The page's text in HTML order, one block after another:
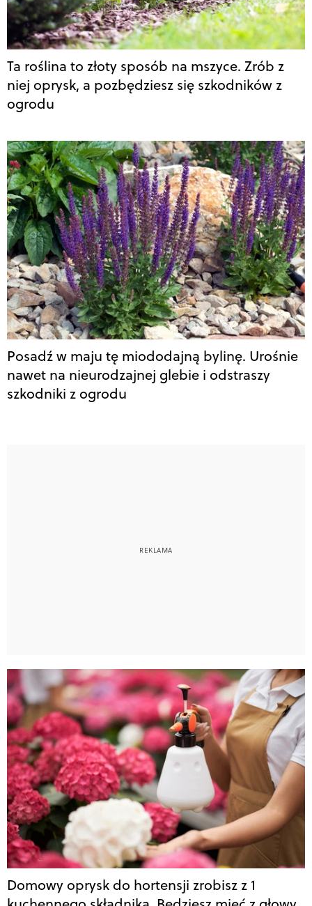
Ta roślina to złoty sposób na mszyce. Zrób z
niej oprysk, a pozbędziesz się szkodników z
ogrodu
Posadź w maju tę miododajną bylinę. Urośnie
nawet na nieurodzajnej glebie i odstraszy
szkodniki z ogrodu
Domowy oprysk do hortensji zrobisz z 1